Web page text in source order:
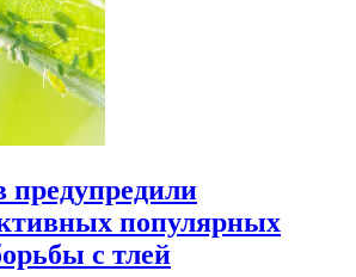
предупредили
популярных
с тлей